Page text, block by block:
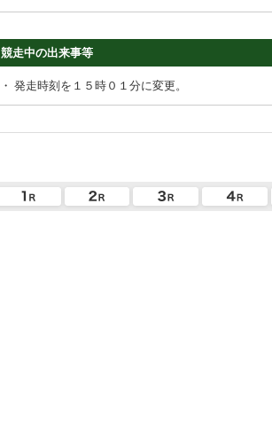
競走中の出来事等
・ 発走時刻を１５時０１分に変更。